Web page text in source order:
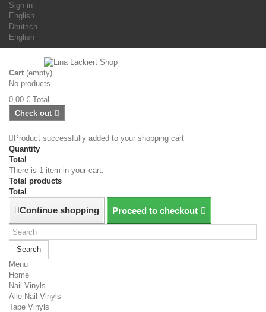
Sign in
English
Deutsch
English
Cart (empty)
No products
0,00 € Total
Check out
Product successfully added to your shopping cart
Quantity
Total
There is 1 item in your cart.
Total products
Total
Continue shopping Proceed to checkout
Search
Menu
Home
Nail Vinyls
Alle Nail Vinyls
Tape Vinyls